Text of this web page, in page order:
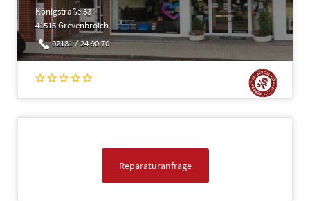
Königstraße 33
41515 Grevenbroich
02181 / 24 90 70
Reparaturanfrage